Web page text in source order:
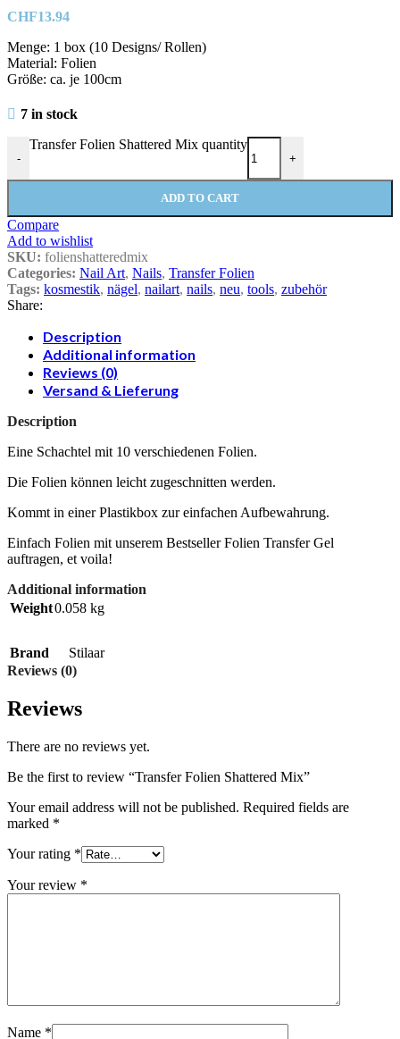
CHF13.94
Menge: 1 box (10 Designs/ Rollen)
Material: Folien
Größe: ca. je 100cm
7 in stock
-
Transfer Folien Shattered Mix quantity
+
ADD TO CART
Compare
Add to wishlist
SKU: folienshatteredmix
Categories: Nail Art, Nails, Transfer Folien
Tags: kosmestik, nägel, nailart, nails, neu, tools, zubehör
Share:
Description
Additional information
Reviews (0)
Versand & Lieferung
Description
Eine Schachtel mit 10 verschiedenen Folien.
Die Folien können leicht zugeschnitten werden.
Kommt in einer Plastikbox zur einfachen Aufbewahrung.
Einfach Folien mit unserem Bestseller Folien Transfer Gel
auftragen, et voila!
Additional information
Weight0.058 kg
Brand
Stilaar
Reviews (0)
Reviews
There are no reviews yet.
Be the first to review “Transfer Folien Shattered Mix”
Your email address will not be published. Required fields are
marked *
Your rating *
Your review *
Name *